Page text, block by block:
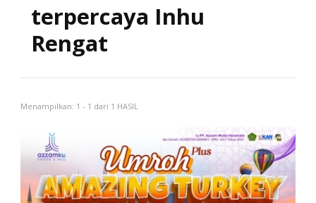
terpercaya Inhu
Rengat
Menampilkan: 1 - 1 dari 1 HASIL